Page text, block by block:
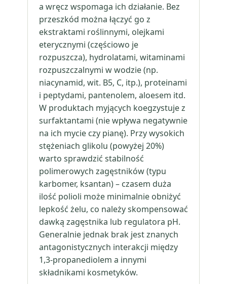
a wręcz wspomaga ich działanie. Bez
przeszkód można łączyć go z
ekstraktami roślinnymi, olejkami
eterycznymi (częściowo je
rozpuszcza), hydrolatami, witaminami
rozpuszczalnymi w wodzie (np.
niacynamid, wit. B5, C, itp.), proteinami
i peptydami, pantenolem, aloesem itd.
W produktach myjących koegzystuje z
surfaktantami (nie wpływa negatywnie
na ich mycie czy pianę). Przy wysokich
stężeniach glikolu (powyżej 20%)
warto sprawdzić stabilność
polimerowych zagęstników (typu
karbomer, ksantan) – czasem duża
ilość polioli może minimalnie obniżyć
lepkość żelu, co należy skompensować
dawką zagęstnika lub regulatora pH.
Generalnie jednak brak jest znanych
antagonistycznych interakcji między
1,3-propanediolem a innymi
składnikami kosmetyków.